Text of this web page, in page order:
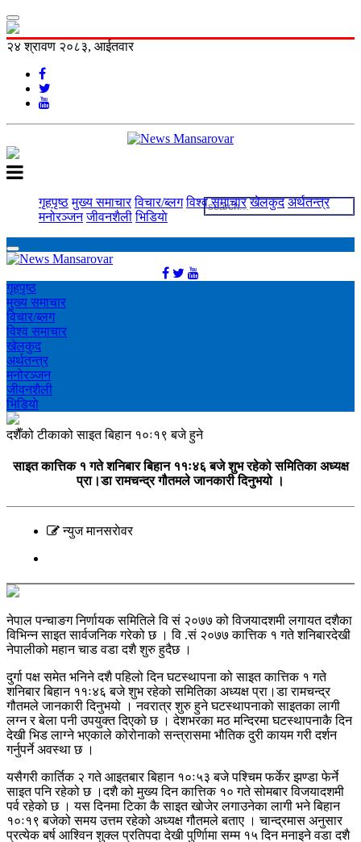
२४ श्रावण २०८३, आईतवार
गृहपृष्ठ मुख्य समाचार विचार/ब्लग विश्व समाचार खेलकुद अर्थतन्त्र
मनोरञ्‍जन जीवनशैली भिडियाे
गृहपृष्ठ
मुख्य समाचार
विचार/ब्लग
विश्व समाचार
खेलकुद
अर्थतन्त्र
मनोरञ्‍जन
जीवनशैली
भिडियाे
दशैँको टीकाको साइत बिहान १०ः१९ बजे हुने
साइत कात्तिक १ गते शनिबार बिहान ११ः४६ बजे शुभ रहेको समितिका अध्यक्ष
प्रा।डा रामचन्द्र गौतमले जानकारी दिनुभयो ।
न्युज मानसराेवर
नेपाल पन्चाङग निर्णायक समितिले वि सं २०७७ को विजयादशमी लगायत दशैका
विभिन्न साइत सार्वजनिक गरेको छ । वि .सं २०७७ कात्तिक १ गते शनिबारदेखी
नेपालीको महान चाड वडा दशै शुरु हुदैछ ।
दुर्गा पक्ष समेत भनिने दशै पहिलो दिन घटस्थापना को साइत कात्तिक १ गते
शनिबार बिहान ११ः४६ बजे शुभ रहेको समितिका अध्यक्ष प्रा।डा रामचन्द्र
गौतमले जानकारी दिनुभयो । नवरात्र शुरु हुने घटस्थापनाको साइतका लागी
लग्न र बेला पनी उपयुक्त दिएको छ । देशभरका मठ मन्दिरमा घटस्थापनाकै दिन
देखी भिड लाग्ने भएकाले कोरोनाको सन्त्रासमा भौतिक दुरी कायम गरी दर्शन
गर्नुपर्ने अवस्था छ ।
यसैगरी कार्तिक २ गते आइतबार बिहान १०ः५३ बजे पश्चिम फर्केर झण्डा फेर्ने
साइत पनि रहेको छ ।दशै को मुख्य दिन कात्तिक १० गते सोमबार विजयादशमी
पर्व रहेको छ । यस दिनमा टिका कै साइत खोजेर लगाउनेका लागी भने बिहान
१०ः१९ बजेको समय उत्तम रहेको अध्यक्ष गौतमले बताए । चान्द्रमास अनुसार
प्रत्येक बर्ष आश्विन शुक्ल प्रतिपदा देखी पुर्णिामा सम्म १५ दिन मनाइने वडा दशै